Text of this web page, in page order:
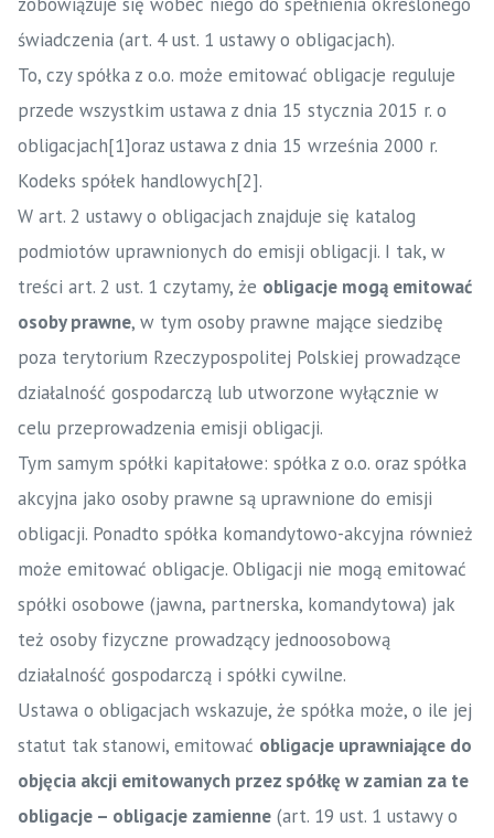
świadczenia (art. 4 ust. 1 ustawy o obligacjach).
To, czy spółka z o.o. może emitować obligacje reguluje
przede wszystkim ustawa z dnia 15 stycznia 2015 r. o
obligacjach[1]oraz ustawa z dnia 15 września 2000 r.
Kodeks spółek handlowych[2].
W art. 2 ustawy o obligacjach znajduje się katalog
podmiotów uprawnionych do emisji obligacji. I tak, w
treści art. 2 ust. 1 czytamy, że obligacje mogą emitować
osoby prawne, w tym osoby prawne mające siedzibę
poza terytorium Rzeczypospolitej Polskiej prowadzące
działalność gospodarczą lub utworzone wyłącznie w
celu przeprowadzenia emisji obligacji.
Tym samym spółki kapitałowe: spółka z o.o. oraz spółka
akcyjna jako osoby prawne są uprawnione do emisji
obligacji. Ponadto spółka komandytowo-akcyjna również
może emitować obligacje. Obligacji nie mogą emitować
spółki osobowe (jawna, partnerska, komandytowa) jak
też osoby fizyczne prowadzący jednoosobową
działalność gospodarczą i spółki cywilne.
Ustawa o obligacjach wskazuje, że spółka może, o ile jej
statut tak stanowi, emitować obligacje uprawniające do
objęcia akcji emitowanych przez spółkę w zamian za te
obligacje – obligacje zamienne (art. 19 ust. 1 ustawy o